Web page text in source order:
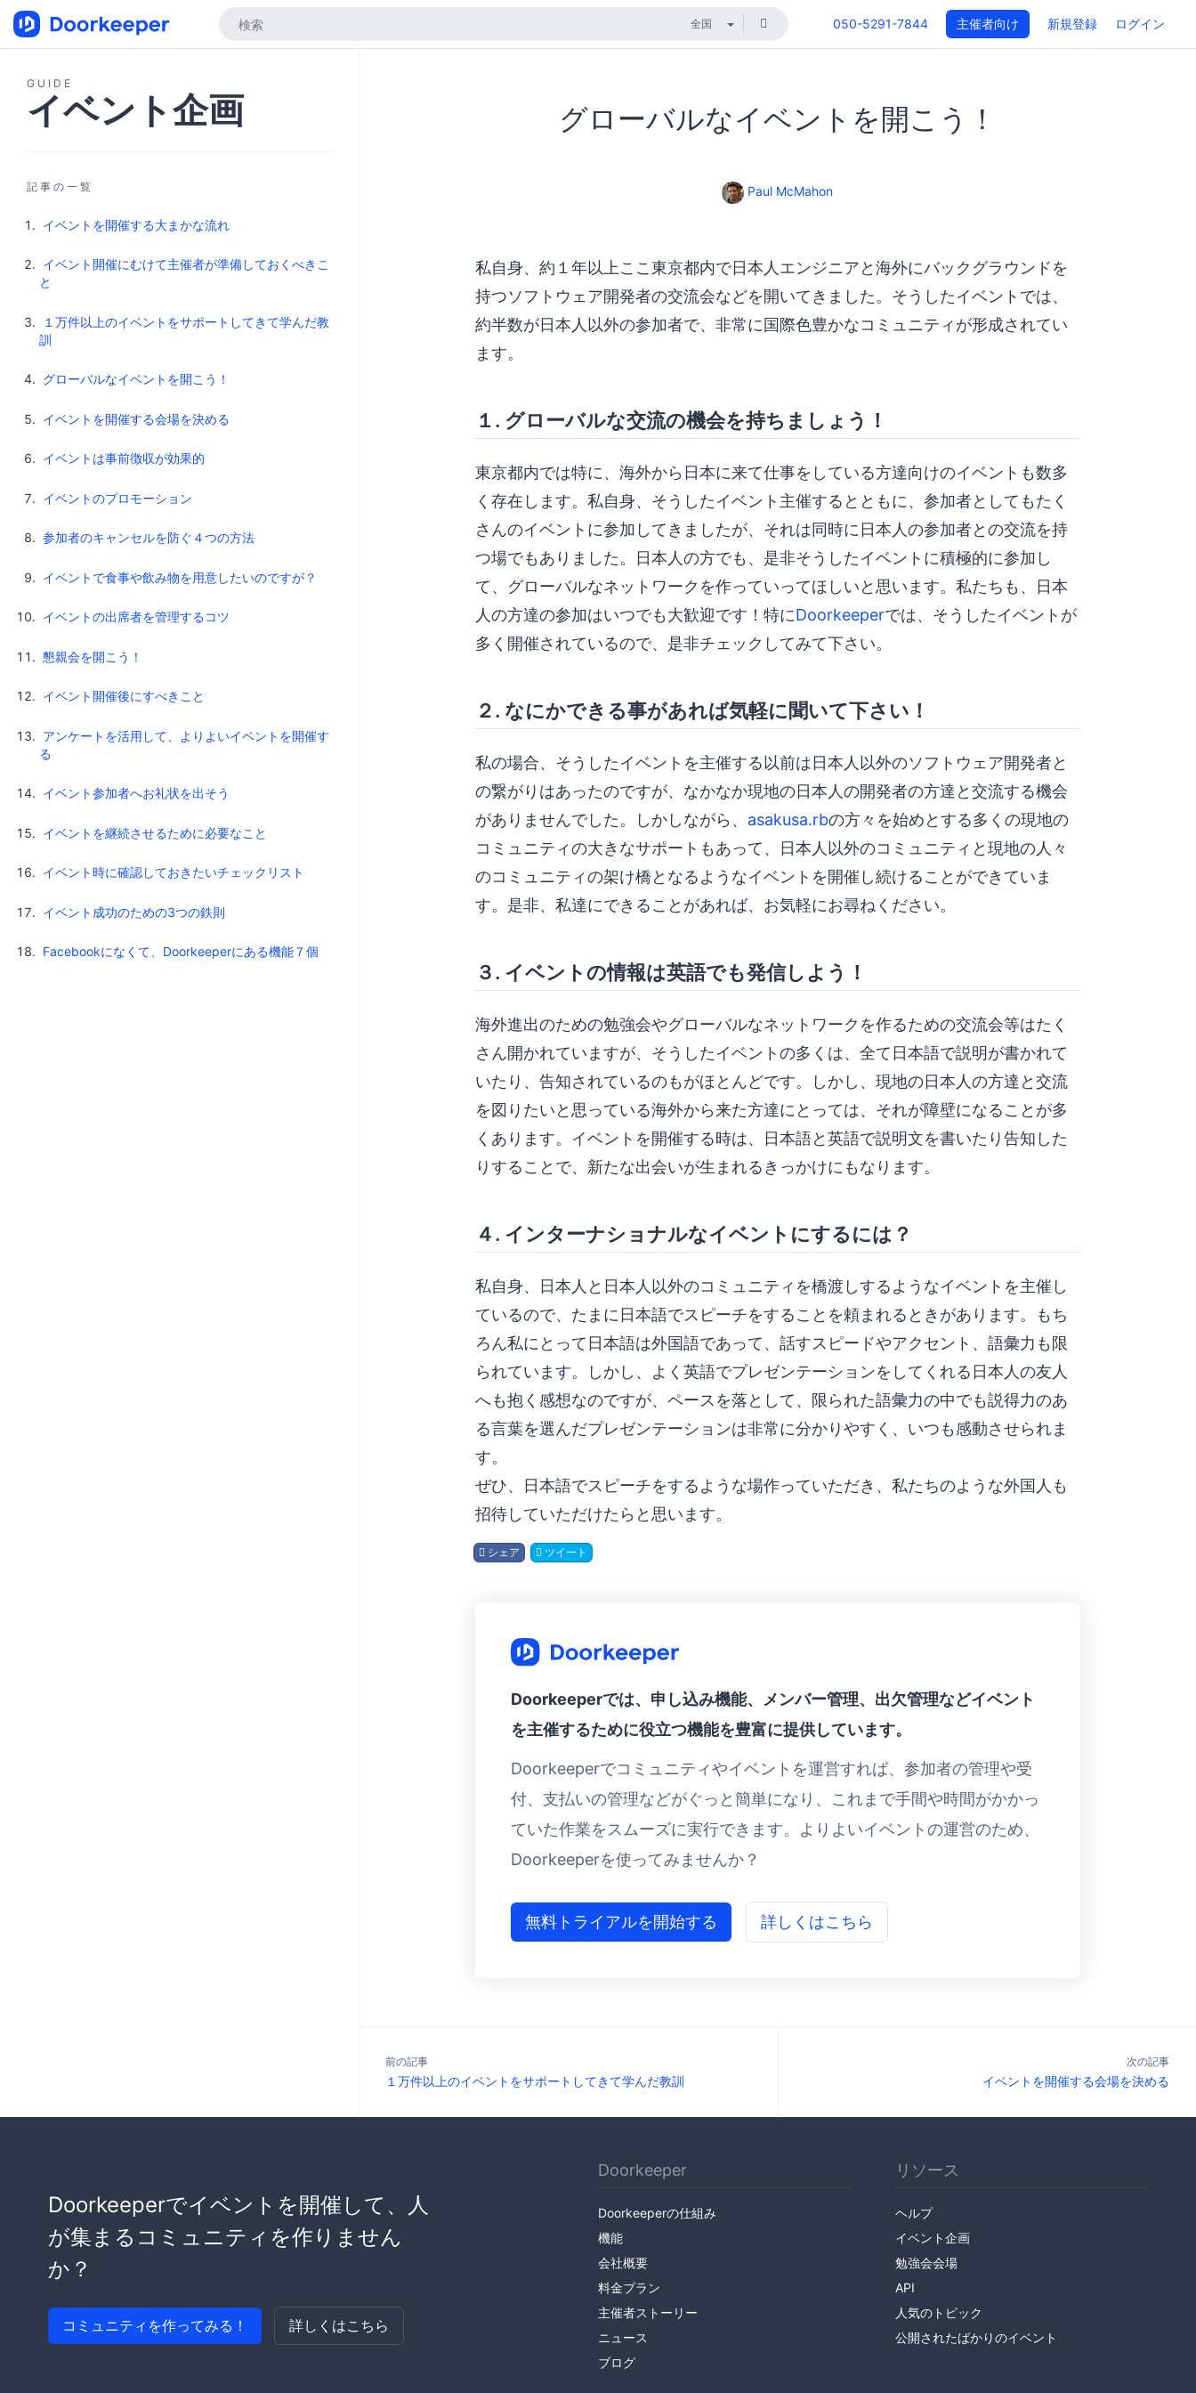
050-5291-7844 主催者向け 新規登録 ログイン
GUIDE
イベント企画
記事の一覧
イベントを開催する大まかな流れ
イベント開催にむけて主催者が準備しておくべきこ
と
１万件以上のイベントをサポートしてきて学んだ教
訓
グローバルなイベントを開こう！
イベントを開催する会場を決める
イベントは事前徴収が効果的
イベントのプロモーション
参加者のキャンセルを防ぐ４つの方法
イベントで食事や飲み物を用意したいのですが？
イベントの出席者を管理するコツ
懇親会を開こう！
イベント開催後にすべきこと
アンケートを活用して、よりよいイベントを開催す
る
イベント参加者へお礼状を出そう
イベントを継続させるために必要なこと
イベント時に確認しておきたいチェックリスト
イベント成功のための3つの鉄則
Facebookになくて、Doorkeeperにある機能７個
グローバルなイベントを開こう！
Paul McMahon
私自身、約１年以上ここ東京都内で日本人エンジニアと海外にバックグラウンドを
持つソフトウェア開発者の交流会などを開いてきました。そうしたイベントでは、
約半数が日本人以外の参加者で、非常に国際色豊かなコミュニティが形成されてい
ます。
１. グローバルな交流の機会を持ちましょう！
東京都内では特に、海外から日本に来て仕事をしている方達向けのイベントも数多
く存在します。私自身、そうしたイベント主催するとともに、参加者としてもたく
さんのイベントに参加してきましたが、それは同時に日本人の参加者との交流を持
つ場でもありました。日本人の方でも、是非そうしたイベントに積極的に参加し
て、グローバルなネットワークを作っていってほしいと思います。私たちも、日本
人の方達の参加はいつでも大歓迎です！特にDoorkeeperでは、そうしたイベントが
多く開催されているので、是非チェックしてみて下さい。
２. なにかできる事があれば気軽に聞いて下さい！
私の場合、そうしたイベントを主催する以前は日本人以外のソフトウェア開発者と
の繋がりはあったのですが、なかなか現地の日本人の開発者の方達と交流する機会
がありませんでした。しかしながら、 asakusa.rbの方々を始めとする多くの現地の
コミュニティの大きなサポートもあって、日本人以外のコミュニティと現地の人々
のコミュニティの架け橋となるようなイベントを開催し続けることができていま
す。是非、私達にできることがあれば、お気軽にお尋ねください。
３. イベントの情報は英語でも発信しよう！
海外進出のための勉強会やグローバルなネットワークを作るための交流会等はたく
さん開かれていますが、そうしたイベントの多くは、全て日本語で説明が書かれて
いたり、告知されているのもがほとんどです。しかし、現地の日本人の方達と交流
を図りたいと思っている海外から来た方達にとっては、それが障壁になることが多
くあります。イベントを開催する時は、日本語と英語で説明文を書いたり告知した
りすることで、新たな出会いが生まれるきっかけにもなります。
４. インターナショナルなイベントにするには？
私自身、日本人と日本人以外のコミュニティを橋渡しするようなイベントを主催し
ているので、たまに日本語でスピーチをすることを頼まれるときがあります。もち
ろん私にとって日本語は外国語であって、話すスピードやアクセント、語彙力も限
られています。しかし、よく英語でプレゼンテーションをしてくれる日本人の友人
へも抱く感想なのですが、ペースを落として、限られた語彙力の中でも説得力のあ
る言葉を選んだプレゼンテーションは非常に分かりやすく、いつも感動させられま
す。
ぜひ、日本語でスピーチをするような場作っていただき、私たちのような外国人も
招待していただけたらと思います。
シェア ツイート
Doorkeeperでは、申し込み機能、メンバー管理、出欠管理などイベント
を主催するために役立つ機能を豊富に提供しています。
Doorkeeperでコミュニティやイベントを運営すれば、参加者の管理や受
付、支払いの管理などがぐっと簡単になり、これまで手間や時間がかかっ
ていた作業をスムーズに実行できます。よりよいイベントの運営のため、
Doorkeeperを使ってみませんか？
無料トライアルを開始する 詳しくはこちら
前の記事
１万件以上のイベントをサポートしてきて学んだ教訓
次の記事
イベントを開催する会場を決める
Doorkeeperでイベントを開催して、人
が集まるコミュニティを作りません
か？
コミュニティを作ってみる！ 詳しくはこちら
Doorkeeper
Doorkeeperの仕組み
機能
会社概要
料金プラン
主催者ストーリー
ニュース
ブログ
リソース
ヘルプ
イベント企画
勉強会会場
API
人気のトピック
公開されたばかりのイベント